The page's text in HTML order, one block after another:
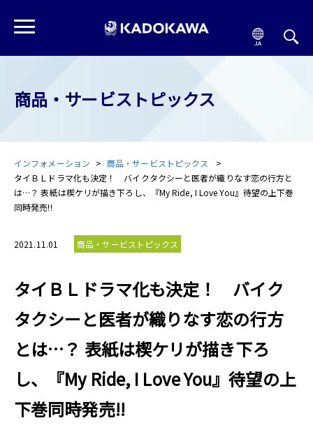
商品・サービストピックス
インフォメーション
商品・サービストピックス
タイＢＬドラマ化も決定！ バイクタクシーと医者が織りなす恋の行方と
は…？ 表紙は楔ケリが描き下ろし、『My Ride, I Love You』待望の上下巻
同時発売!!
2021.11.01 商品・サービストピックス
タイＢＬドラマ化も決定！ バイク
タクシーと医者が織りなす恋の行方
とは…？ 表紙は楔ケリが描き下ろ
し、『My Ride, I Love You』待望の上
下巻同時発売!!